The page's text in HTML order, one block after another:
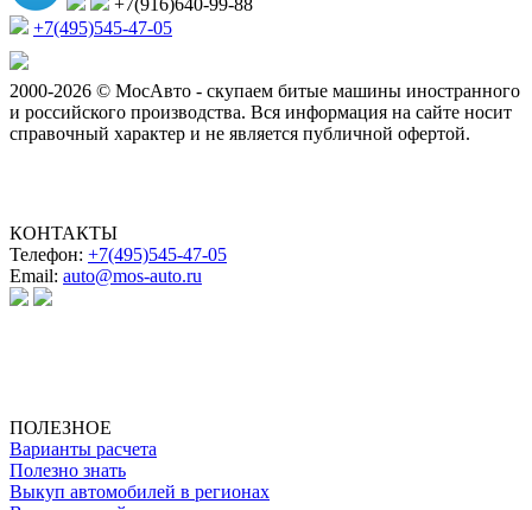
+7(916)640-99-88
+7(495)545-47-05
2000-2026 © МосАвто - скупаем битые машины иностранного
и российского производства. Вся информация на сайте носит
справочный характер и не является публичной офертой.
КОНТАКТЫ
Телефон: +7(495)545-47-05
Email: auto@mos-auto.ru
ПОЛЕЗНОЕ
Варианты расчета
Полезно знать
Выкуп автомобилей в регионах